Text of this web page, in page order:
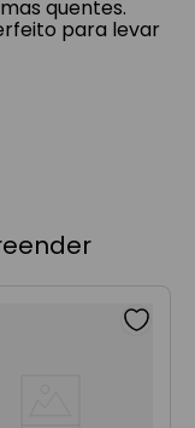
quentes.
para levar